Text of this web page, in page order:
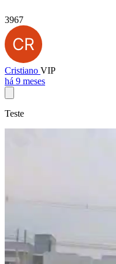
3967
Cristiano VIP
há 9 meses
Teste